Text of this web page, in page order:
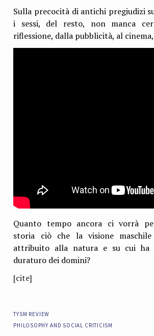
Sulla precocità di antichi pregiudizi
i sessi, del resto, non manca
riflessione, dalla pubblicità, al cinema,
Quanto tempo ancora ci vorrà
storia ciò che la visione
attribuito alla natura e su cui
duraturo dei domini?
[cite]
tysm review
philosophy and social criticism